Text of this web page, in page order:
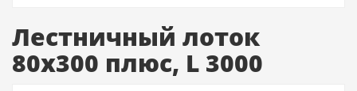
Лестничный лоток
80х300 плюс, L 3000